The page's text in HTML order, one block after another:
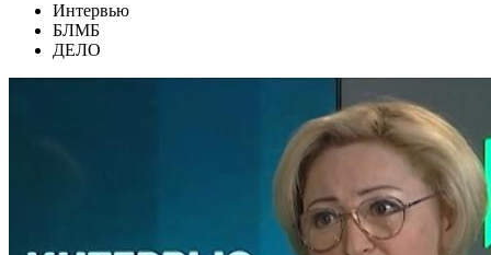
Интервью
БЛМБ
ДЕЛО